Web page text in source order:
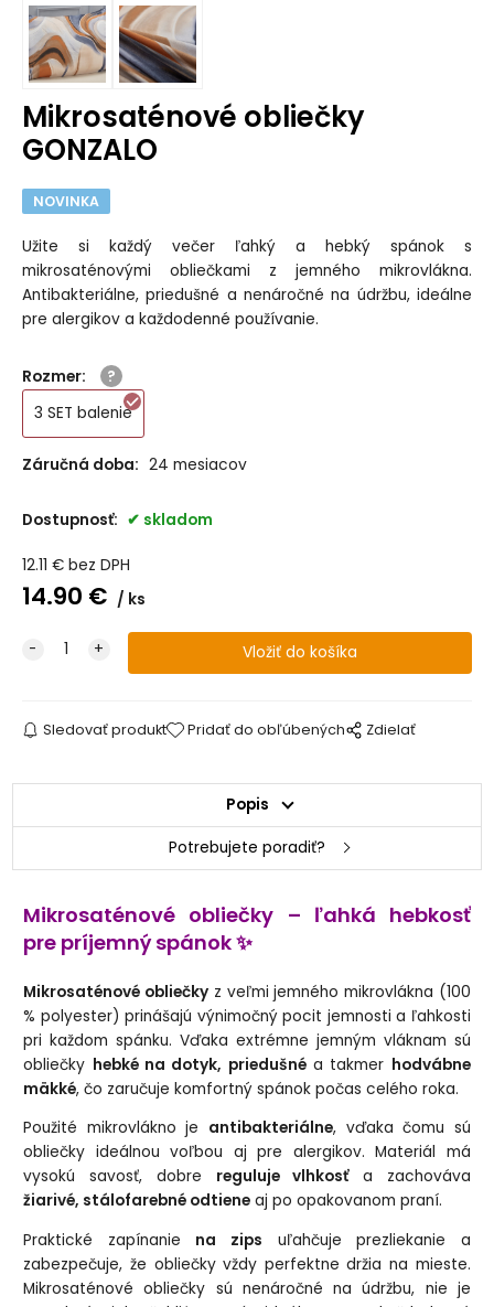
Mikrosaténové obliečky
GONZALO
NOVINKA
Užite si každý večer ľahký a hebký spánok s
mikrosaténovými obliečkami z jemného mikrovlákna.
Antibakteriálne, priedušné a nenáročné na údržbu, ideálne
pre alergikov a každodenné používanie.
Rozmer:
3 SET balenie
Záručná doba: 24 mesiacov
Dostupnosť: skladom
12.11 € bez DPH
14.90 € ks
Sledovať produkt Pridať do obľúbených Zdielať
Popis
Potrebujete poradiť?
Mikrosaténové obliečky – ľahká hebkosť
pre príjemný spánok ✨
Mikrosaténové obliečkyz veľmi jemného mikrovlákna (100
% polyester) prinášajú výnimočný pocit jemnosti a ľahkosti
pri každom spánku. Vďaka extrémne jemným vláknam sú
obliečky hebké na dotyk, priedušnéa takmer hodvábne
mäkké, čo zaručuje komfortný spánok počas celého roka.
Použité mikrovlákno je antibakteriálne, vďaka čomu sú
obliečky ideálnou voľbou aj pre alergikov. Materiál má
vysokú savosť, dobre reguluje vlhkosťa zachováva
žiarivé, stálofarebné odtiene aj po opakovanom praní.
Praktické zapínanie na zips uľahčuje prezliekanie a
zabezpečuje, že obliečky vždy perfektne držia na mieste.
Mikrosaténové obliečky sú nenáročné na údržbu, nie je